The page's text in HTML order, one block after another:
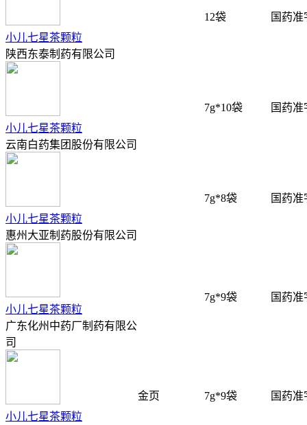
小儿七星茶颗粒
陕西东泰制药有限公司
12袋 国药准
小儿七星茶颗粒
云南白药集团股份有限公司
7g*10袋 国药准
小儿七星茶颗粒
惠州大亚制药股份有限公司
7g*8袋 国药准
小儿七星茶颗粒
广东化州中药厂制药有限公
司
7g*9袋 国药准
小儿七星茶颗粒
金页 7g*9袋 国药准